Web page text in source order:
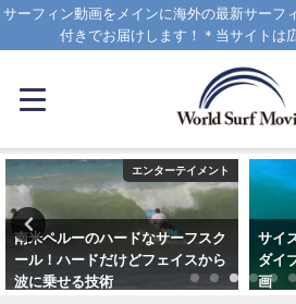
サーフィン動画をメインに海外の最新サーフ
付きでお届けします！＊当サイトは
エンターテイメント
南米ペルーのハードなサーフスク
ール！ハードだけどフェイスから
波に乗せる技術
サイ
ダイ
画